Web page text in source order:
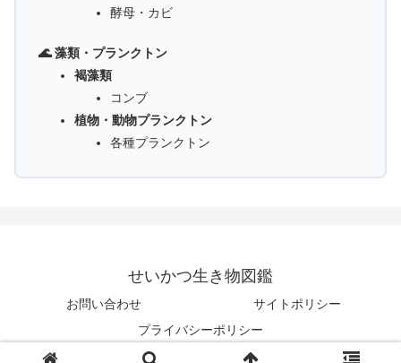
酵母・カビ
🌊 藻類・プランクトン
褐藻類
コンブ
植物・動物プランクトン
各種プランクトン
せいかつ生き物図鑑
お問い合わせ
サイトポリシー
プライバシーポリシー